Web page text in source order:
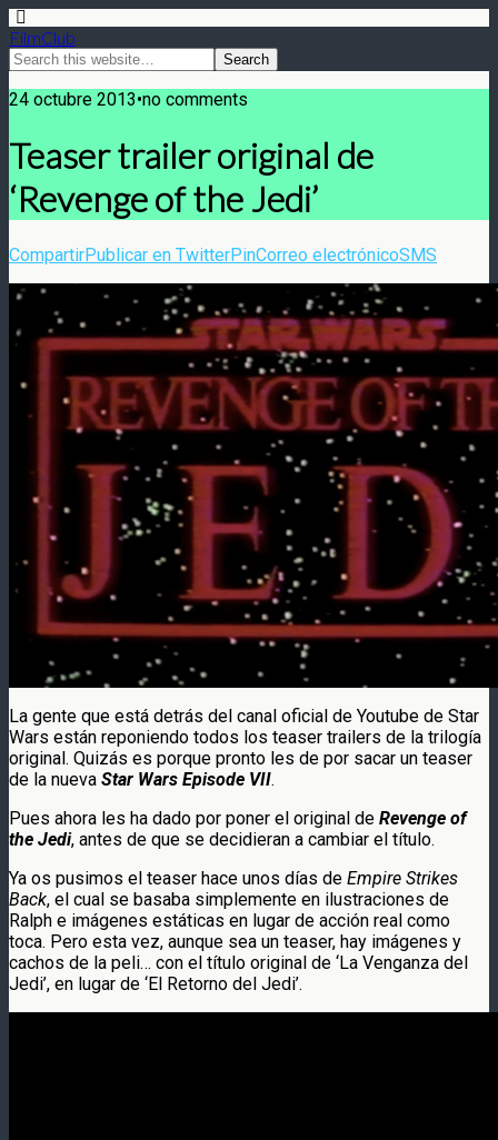
FilmClub
24 octubre 2013•no comments
Teaser trailer original de
‘Revenge of the Jedi’
CompartirPublicar en TwitterPinCorreo electrónicoSMS
La gente que está detrás del canal oficial de Youtube de Star
Wars están reponiendo todos los teaser trailers de la trilogía
original. Quizás es porque pronto les de por sacar un teaser
de la nueva Star Wars Episode VII.
Pues ahora les ha dado por poner el original de Revenge of
the Jedi, antes de que se decidieran a cambiar el título.
Ya os pusimos el teaser hace unos días de Empire Strikes
Back, el cual se basaba simplemente en ilustraciones de
Ralph e imágenes estáticas en lugar de acción real como
toca. Pero esta vez, aunque sea un teaser, hay imágenes y
cachos de la peli… con el título original de ‘La Venganza del
Jedi’, en lugar de ‘El Retorno del Jedi’.